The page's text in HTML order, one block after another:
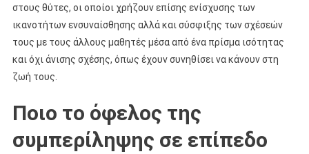
στους θύτες, οι οποίοι χρήζουν επίσης ενίσχυσης των
ικανοτήτων ενσυναίσθησης αλλά και σύσφιξης των σχέσεών
τους με τους άλλους μαθητές μέσα από ένα πρίσμα ισότητας
και όχι άνισης σχέσης, όπως έχουν συνηθίσει να κάνουν στη
ζωή τους.
Ποιο το όφελος της
συμπερίληψης σε επίπεδο